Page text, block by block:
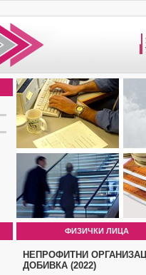
ФИЗИЧКИ ЛИЦА
НЕПРОФИТНИ
ДОБИВКА (2022)